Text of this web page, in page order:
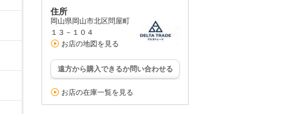
住所
岡山県岡山市北区問屋町
１３－１０４
お店の地図を見る
遠方から購入できるか問い合わせる
お店の在庫一覧を見る